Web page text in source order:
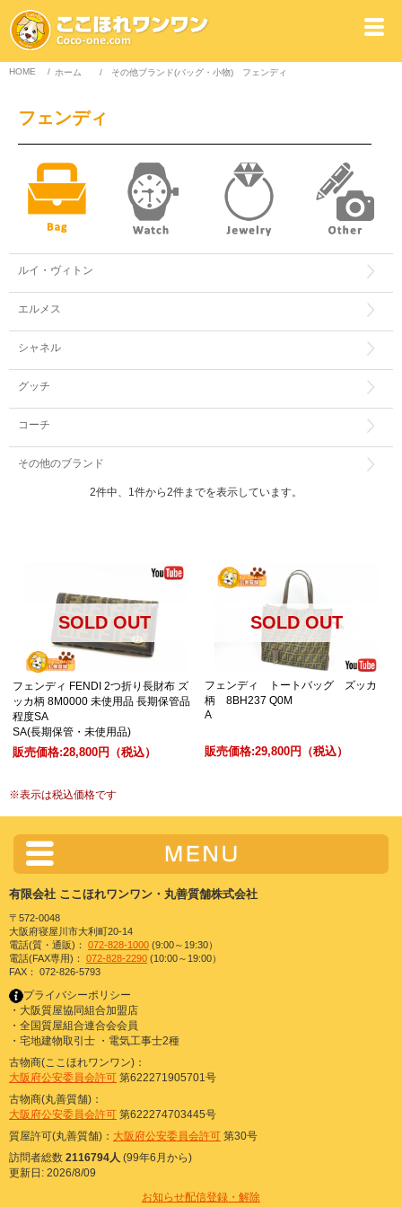
HOME / ホーム / その他ブランド(バッグ・小物) フェンディ
フェンディ
ルイ・ヴィトン
エルメス
シャネル
グッチ
コーチ
その他のブランド
2件中、1件から2件までを表示しています。
フェンディ FENDI 2つ折り長財布 ズ
ッカ柄 8M0000 未使用品 長期保管品
程度SA
SA(長期保管・未使用品)
販売価格:28,800円 （税込）
SOLD OUT
フェンディ トートバッグ ズッカ
柄 8BH237 Q0M
A
販売価格:29,800円 （税込）
SOLD OUT
※表示は税込価格です
有限会社 ここほれワンワン・丸善質舗株式会社
〒572-0048
大阪府寝屋川市大利町20-14
電話(質・通販)： 072-828-1000 (9:00～19:30）
電話(FAX専用)： 072-828-2290 (10:00～19:00）
FAX： 072-826-5793
プライバシーポリシー
・大阪質屋協同組合加盟店
・全国質屋組合連合会会員
・宅地建物取引士 ・電気工事士2種
古物商(ここほれワンワン)：
大阪府公安委員会許可 第622271905701号
古物商(丸善質舗)：
大阪府公安委員会許可 第622274703445号
質屋許可(丸善質舗)： 大阪府公安委員会許可 第30号
訪問者総数 2116794人 (99年6月から)
更新日: 2026/8/09
お知らせ配信登録・解除